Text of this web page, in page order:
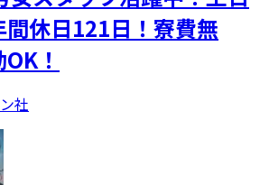
休日121日！寮費無
！
社